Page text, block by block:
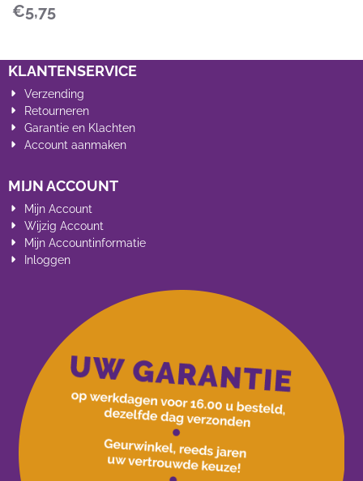
€5,75
KLANTENSERVICE
Verzending
Retourneren
Garantie en Klachten
Account aanmaken
MIJN ACCOUNT
Mijn Account
Wijzig Account
Mijn Accountinformatie
Inloggen